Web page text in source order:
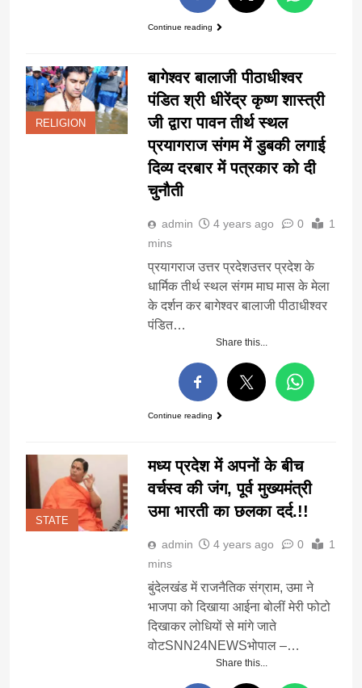
Continue reading
RELIGION
बागेश्वर बालाजी पीठाधीश्वर
पंडित श्री धीरेंद्र कृष्ण शास्त्री
जी द्वारा पावन तीर्थ स्थल
प्रयागराज संगम में डुबकी लगाई
दिव्य दरबार में पत्रकार को दी
चुनौती
admin 4 years ago 0
1
mins
प्रयागराज उत्तर प्रदेशउत्तर प्रदेश के
धार्मिक तीर्थ स्थल संगम माघ मास के मेला
के दर्शन कर बागेश्वर बालाजी पीठाधीश्वर
पंडित…
Share this...
Continue reading
STATE
मध्य प्रदेश में अपनों के बीच
वर्चस्व की जंग, पूर्व मुख्यमंत्री
उमा भारती का छलका दर्द.!!
admin 4 years ago 0
1
mins
बुंदेलखंड में राजनैतिक संग्राम, उमा ने
भाजपा को दिखाया आईना बोलीं मेरी फोटो
दिखाकर लोधियों से मांगे जाते
वोटSNN24NEWSभोपाल –…
Share this...